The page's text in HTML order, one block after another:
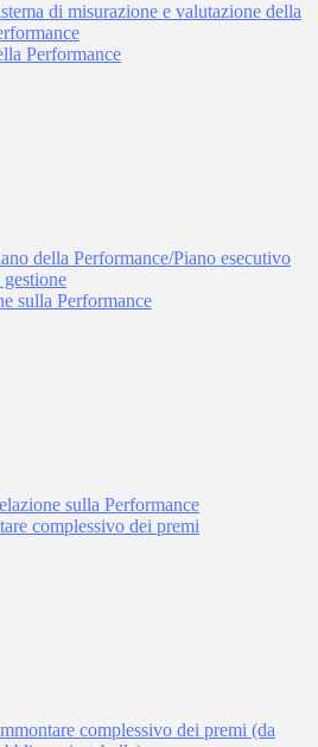
di misurazione e valutazione della
Performance
della Performance/Piano esecutivo
gestione
sulla Performance
sulla Performance
complessivo dei premi
complessivo dei premi (da